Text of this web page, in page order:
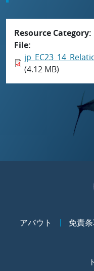
Resource Category
File
(4.12 MB)
アバウト 免責